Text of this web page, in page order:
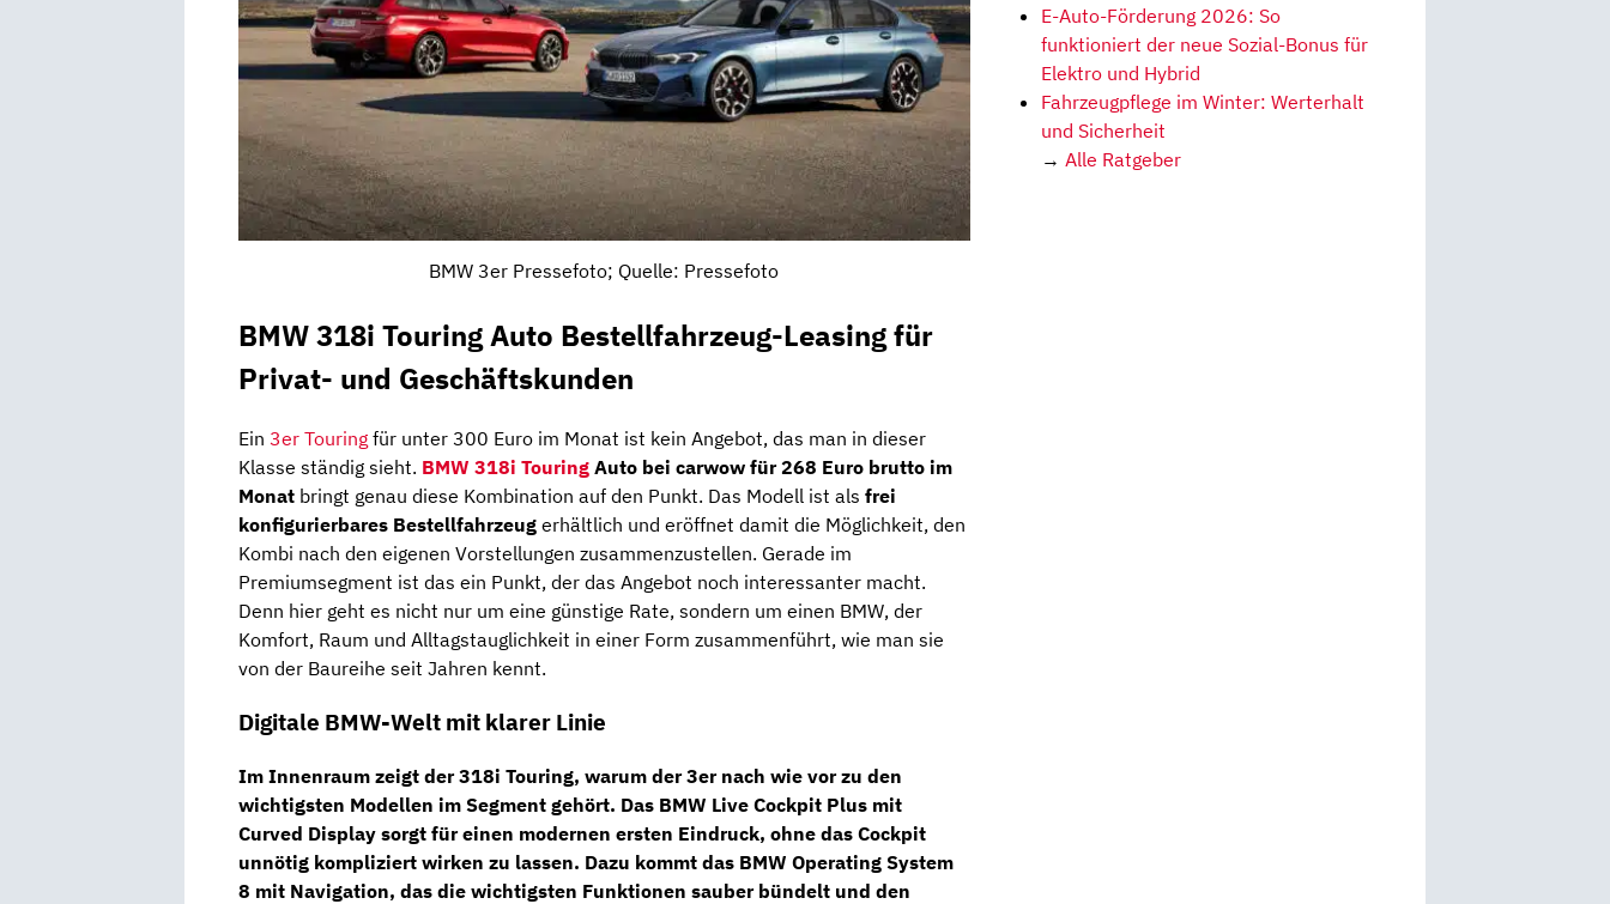
BMW 3er Pressefoto; Quelle: Pressefoto
BMW 318i Touring Auto Bestellfahrzeug-Leasing für
Privat- und Geschäftskunden
Ein 3er Touring für unter 300 Euro im Monat ist kein Angebot, das man in dieser
Klasse ständig sieht. BMW 318i Touring Auto bei carwow für 268 Euro brutto im
Monat bringt genau diese Kombination auf den Punkt. Das Modell ist als frei
konfigurierbares Bestellfahrzeug erhältlich und eröffnet damit die Möglichkeit, den
Kombi nach den eigenen Vorstellungen zusammenzustellen. Gerade im
Premiumsegment ist das ein Punkt, der das Angebot noch interessanter macht.
Denn hier geht es nicht nur um eine günstige Rate, sondern um einen BMW, der
Komfort, Raum und Alltagstauglichkeit in einer Form zusammenführt, wie man sie
von der Baureihe seit Jahren kennt.
Digitale BMW-Welt mit klarer Linie
Im Innenraum zeigt der 318i Touring, warum der 3er nach wie vor zu den
wichtigsten Modellen im Segment gehört. Das BMW Live Cockpit Plus mit
Curved Display sorgt für einen modernen ersten Eindruck, ohne das Cockpit
unnötig kompliziert wirken zu lassen. Dazu kommt das BMW Operating System
8 mit Navigation, das die wichtigsten Funktionen sauber bündelt und den
E-Auto-Förderung 2026: So
funktioniert der neue Sozial-Bonus für
Elektro und Hybrid
Fahrzeugpflege im Winter: Werterhalt
und Sicherheit
→ Alle Ratgeber